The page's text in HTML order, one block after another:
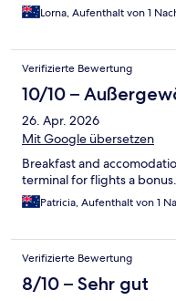
Lorna, Aufenthalt von 1
Verifizierte Bewertung
10/10 –
26. Apr. 2026
Mit Google übersetzen
Breakfast and
terminal for flights a bonus.
Patricia, Aufenthalt von 1
Verifizierte Bewertung
8/10 – Sehr gut